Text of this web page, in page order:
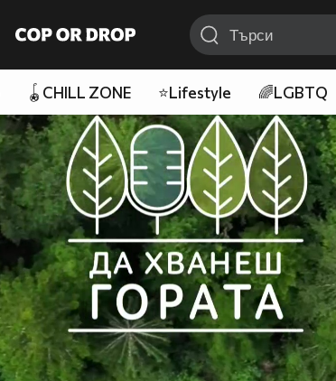
🪀CHILL ZONE ⭐Lifestyle 🌈LGBTQ